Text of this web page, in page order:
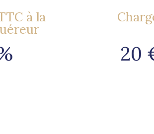
à la
20